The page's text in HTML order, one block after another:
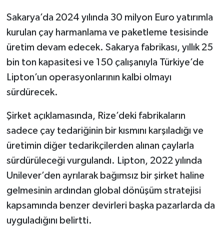
Sakarya’da 2024 yılında 30 milyon Euro yatırımla
kurulan çay harmanlama ve paketleme tesisinde
üretim devam edecek. Sakarya fabrikası, yıllık 25
bin ton kapasitesi ve 150 çalışanıyla Türkiye’de
Lipton’un operasyonlarının kalbi olmayı
sürdürecek.
Şirket açıklamasında, Rize’deki fabrikaların
sadece çay tedariğinin bir kısmını karşıladığı ve
üretimin diğer tedarikçilerden alınan çaylarla
sürdürüleceği vurgulandı. Lipton, 2022 yılında
Unilever’den ayrılarak bağımsız bir şirket haline
gelmesinin ardından global dönüşüm stratejisi
kapsamında benzer devirleri başka pazarlarda da
uyguladığını belirtti.